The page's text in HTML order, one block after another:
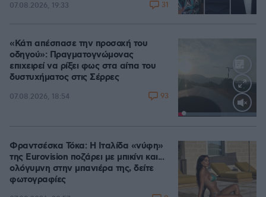
07.08.2026, 19:33 31
Loaded:
«Κάτι απέσπασε την προσοχή του
οδηγού»: Πραγματογνώμονας
επιχειρεί να ρίξει φως στα αίτια του
δυστυχήματος στις Σέρρες
07.08.2026, 18:54 93
Φραντσέσκα Τόκα: Η Ιταλίδα «νύφη»
της Eurovision ποζάρει με μπικίνι και...
ολόγυμνη στην μπανιέρα της, δείτε
φωτογραφίες